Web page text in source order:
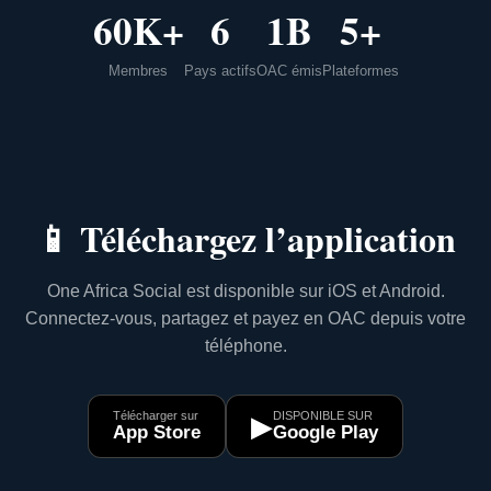
60K+
Membres
6
Pays actifs
1B
OAC émis
5+
Plateformes
📱 Téléchargez l’application
One Africa Social est disponible sur iOS et Android.
Connectez-vous, partagez et payez en OAC depuis votre
téléphone.
Télécharger sur
App Store ▶DISPONIBLE SUR
Google Play